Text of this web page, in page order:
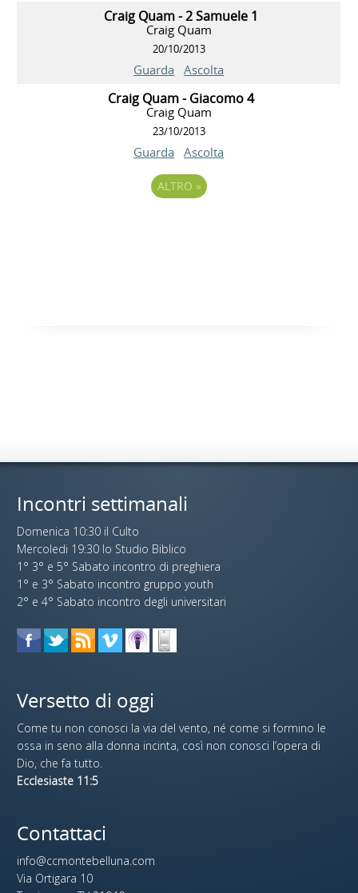
Craig Quam - 2 Samuele 1
Craig Quam
20/10/2013
Guarda Ascolta
Craig Quam - Giacomo 4
Craig Quam
23/10/2013
Guarda Ascolta
ALTRO »
Incontri settimanali
Domenica 10:30 il Culto
Mercoledi 19:30 lo Studio Biblico
1° 3° e 5° Sabato incontro di preghiera
1° e 3° Sabato incontro gruppo youth
2° e 4° Sabato incontro degli universitari
Versetto di oggi
Come tu non conosci la via del vento, né come si formino le
ossa in seno alla donna incinta, così non conosci l’opera di
Dio, che fa tutto.
Ecclesiaste 11:5
Contattaci
info@ccmontebelluna.com
Via Ortigara 10